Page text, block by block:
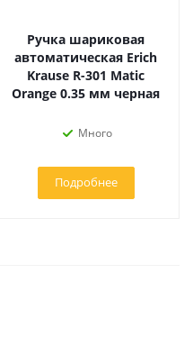
Ручка шариковая
автоматическая Erich
Krause R-301 Matic
Orange 0.35 мм черная
Много
Подробнее